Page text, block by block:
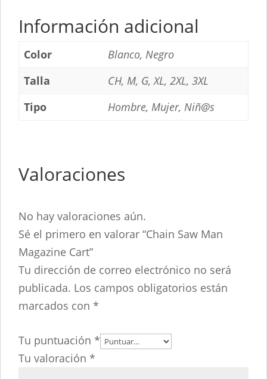
Información adicional
Color
Blanco, Negro
Talla
CH, M, G, XL, 2XL, 3XL
Tipo
Hombre, Mujer, Niñ@s
Valoraciones
No hay valoraciones aún.
Sé el primero en valorar “Chain Saw Man
Magazine Cart”
Tu dirección de correo electrónico no será
publicada. Los campos obligatorios están
marcados con *
Tu puntuación *
Tu valoración *